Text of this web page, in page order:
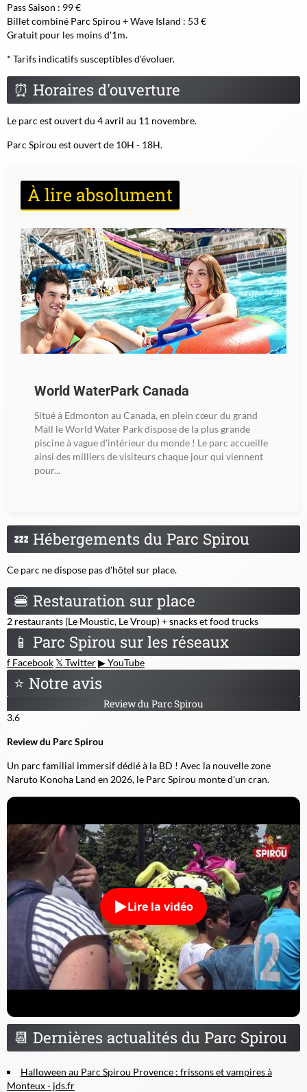
Pass Saison : 99 €
Billet combiné Parc Spirou + Wave Island : 53 €
Gratuit pour les moins d'1m.
* Tarifs indicatifs susceptibles d'évoluer.
⏰ Horaires d'ouverture
Le parc est ouvert du 4 avril au 11 novembre.
Parc Spirou est ouvert de 10H - 18H.
À lire absolument
World WaterPark Canada
Situé à Edmonton au Canada, en plein cœur du grand
Mall le World Water Park dispose de la plus grande
piscine à vague d'intérieur du monde ! Le parc accueille
ainsi des milliers de visiteurs chaque jour qui viennent
pour...
💤 Hébergements du Parc Spirou
Ce parc ne dispose pas d'hôtel sur place.
🍔 Restauration sur place
2 restaurants (Le Moustic, Le Vroup) + snacks et food trucks
📱 Parc Spirou sur les réseaux
f Facebook 𝕏 Twitter▶YouTube
⭐ Notre avis
Review du Parc Spirou
3.6
Review du Parc Spirou
Un parc familial immersif dédié à la BD ! Avec la nouvelle zone
Naruto Konoha Land en 2026, le Parc Spirou monte d'un cran.
Lire la vidéo
📆 Dernières actualités du Parc Spirou
Halloween au Parc Spirou Provence : frissons et vampires à
Monteux - jds.fr